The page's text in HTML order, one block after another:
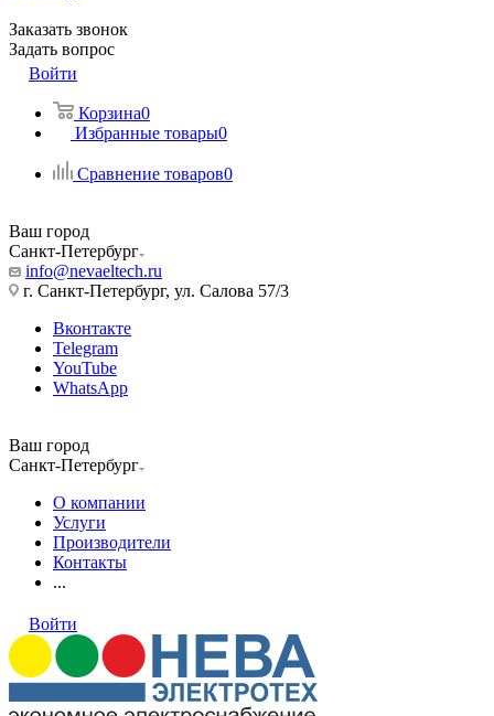
Заказать звонок
Задать вопрос
Войти
Корзина0
Избранные товары0
Сравнение товаров0
Ваш город
Санкт-Петербург
info@nevaeltech.ru
г. Санкт-Петербург, ул. Салова 57/3
Вконтакте
Telegram
YouTube
WhatsApp
Ваш город
Санкт-Петербург
О компании
Услуги
Производители
Контакты
...
Войти